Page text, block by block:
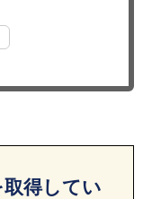
得してい